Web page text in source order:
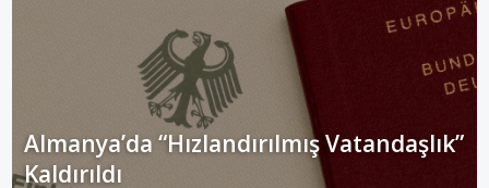
Almanya’da “Hızlandırılmış Vatandaşlık”
Kaldırıldı